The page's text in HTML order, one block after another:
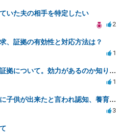
いた夫の相手を特定したい
2
、証拠の有効性と対応方法は？
1
慰謝料請求時の不定の証拠について。効力があるのか知りたい。
1
身体だけの関係の相手に子供が出来たと言われ認知、養育費を要求されているが自身の子供か分からない
3